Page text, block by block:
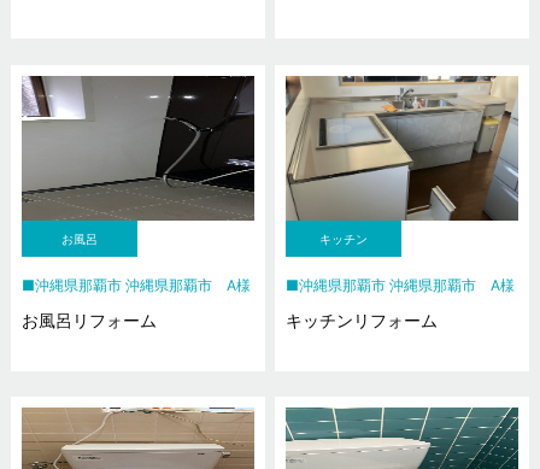
お風呂
沖縄県那覇市 沖縄県那覇市 A様
お風呂リフォーム
キッチン
沖縄県那覇市 沖縄県那覇市 A様
キッチンリフォーム